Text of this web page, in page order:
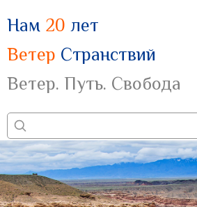
Нам 20 лет
Ветер Странствий
Ветер. Путь. Свобода